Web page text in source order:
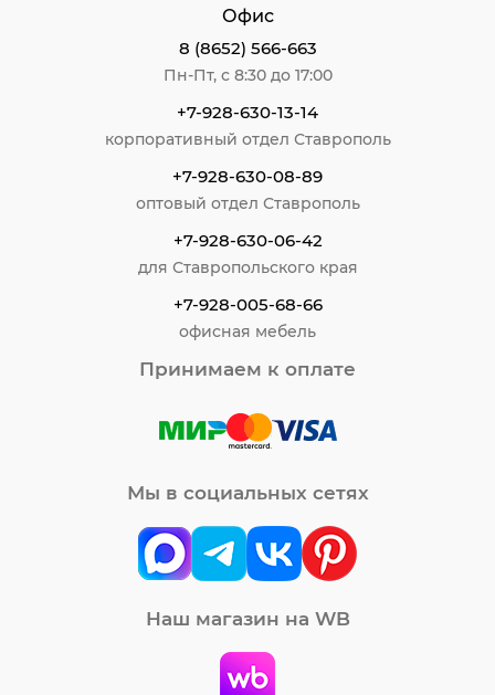
Офис
8 (8652) 566-663
Пн-Пт, с 8:30 до 17:00
+7-928-630-13-14
корпоративный отдел Ставрополь
+7-928-630-08-89
оптовый отдел Ставрополь
+7-928-630-06-42
для Ставропольского края
+7-928-005-68-66
офисная мебель
Принимаем к оплате
Мы в социальных сетях
Наш магазин на WB